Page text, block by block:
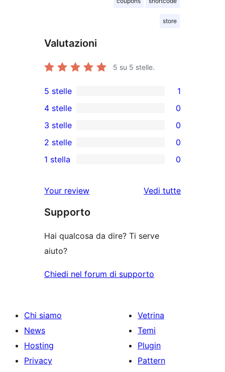
store
Valutazioni
5 su 5 stelle.
1
5-
recensioni
a
stelle
5 stelle 1
recensioni
a
4-
4 stelle 0
0
recensioni
a
stelle
3 stelle 0
recensioni
2-
stelle
2 stelle 0
a
1-
1 stella 0
Your review Vedi tuttele
Supporto
Hai qualcosa da dire? Ti serve
aiuto?
Chiedi nel forum di supporto
Chi siamo
News
Hosting
Privacy
Vetrina
Temi
Plugin
Pattern